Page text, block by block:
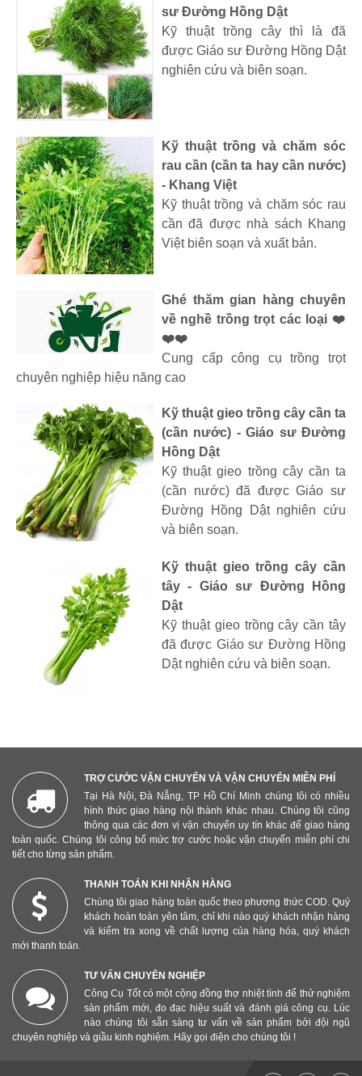
sư Đường Hồng Dật
Kỹ thuật trồng cây thì là đã
được Giáo sư Đường Hồng Dật
nghiên cứu và biên soạn.
Kỹ thuật trồng và chăm sóc
rau cần (cần ta hay cần nước)
- Khang Việt
Kỹ thuật trồng và chăm sóc rau
cần đã được nhà sách Khang
Việt biên soạn và xuất bản.
Ghé thăm gian hàng chuyên
về nghề trồng trọt các loại ❤️
❤️❤️
Cung cấp công cụ trồng trọt
chuyên nghiệp hiệu năng cao
Kỹ thuật gieo trồng cây cần ta
(cần nước) - Giáo sư Đường
Hồng Dật
Kỹ thuật gieo trồng cây cần ta
(cần nước) đã được Giáo sư
Đường Hồng Dật nghiên cứu
và biên soạn.
Kỹ thuật gieo trồng cây cần
tây - Giáo sư Đường Hồng
Dật
Kỹ thuật gieo trồng cây cần tây
đã được Giáo sư Đường Hồng
Dật nghiên cứu và biên soạn.
TRỢ CƯỚC VẬN CHUYỂN VÀ VẬN CHUYỂN MIỄN PHÍ
Tại Hà Nội, Đà Nẵng, TP Hồ Chí Minh chúng tôi có nhiều
hình thức giao hàng nội thành khác nhau. Chúng tôi cũng
thông qua các đơn vị vận chuyển uy tín khác để giao hàng
toàn quốc. Chúng tôi công bố mức trợ cước hoặc vận chuyển miễn phí chi
tiết cho từng sản phẩm.
THANH TOÁN KHI NHẬN HÀNG
Chúng tôi giao hàng toàn quốc theo phương thức COD. Quý
khách hoàn toàn yên tâm, chỉ khi nào quý khách nhận hàng
và kiểm tra xong về chất lượng của hàng hóa, quý khách
mới thanh toán.
TƯ VẤN CHUYÊN NGHIỆP
Công Cụ Tốt có một cộng đồng thợ nhiệt tình để thử nghiệm
sản phẩm mới, đo đạc hiệu suất và đánh giá công cụ. Lúc
nào chúng tôi sẵn sàng tư vấn về sản phẩm bởi đội ngũ
chuyên nghiệp và giầu kinh nghiệm. Hãy gọi điện cho chúng tôi !